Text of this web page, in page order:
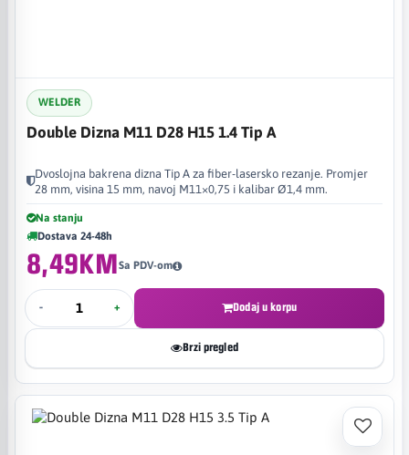
WELDER
Double Dizna M11 D28 H15 1.4 Tip A
Dvoslojna bakrena dizna Tip A za fiber-lasersko rezanje. Promjer
28 mm, visina 15 mm, navoj M11×0,75 i kalibar Ø1,4 mm.
Na stanju
Dostava 24-48h
8,49KMSa PDV-om
- + Dodaj u korpu
Brzi pregled